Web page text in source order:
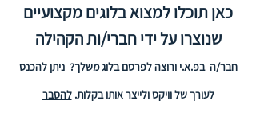
כאן תוכלו למצוא בלוגים מקצועיים
שנוצרו על ידי חברי/ות הקהילה
חבר/ה בפ.א.י ורוצה לפרסם בלוג משלך? ניתן להכנס
לעורך של וויקס ולייצר אותו בקלות.להסבר